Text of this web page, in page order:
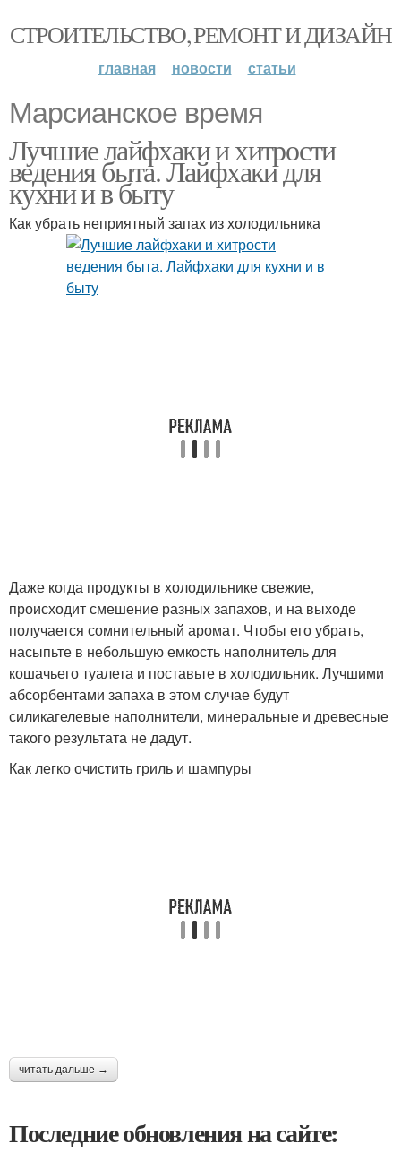
СТРОИТЕЛЬСТВО, РЕМОНТ И ДИЗАЙН
главная новости статьи
Марсианское время
Лучшие лайфхаки и хитрости
ведения быта. Лайфхаки для
кухни и в быту
Как убрать неприятный запах из холодильника
Даже когда продукты в холодильнике свежие,
происходит смешение разных запахов, и на выходе
получается сомнительный аромат. Чтобы его убрать,
насыпьте в небольшую емкость наполнитель для
кошачьего туалета и поставьте в холодильник. Лучшими
абсорбентами запаха в этом случае будут
силикагелевые наполнители, минеральные и древесные
такого результата не дадут.
Как легко очистить гриль и шампуры
читать дальше →
Последние обновления на сайте: